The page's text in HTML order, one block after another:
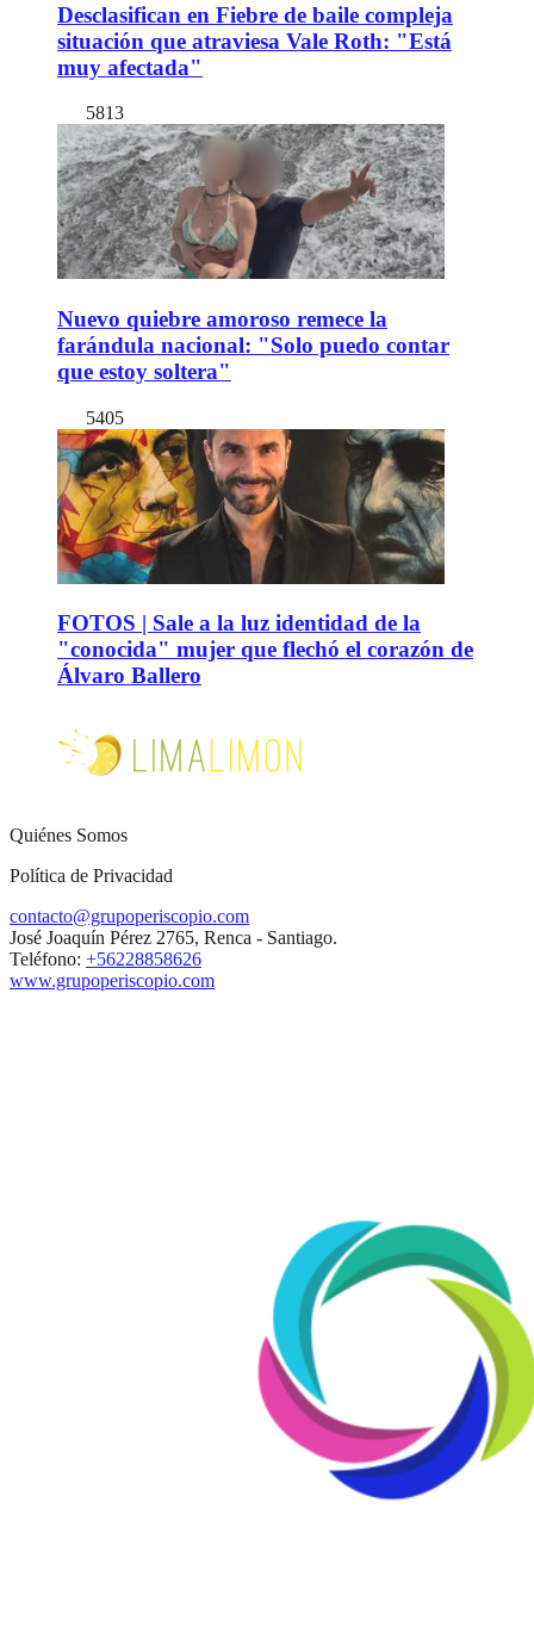
Desclasifican en Fiebre de baile compleja
situación que atraviesa Vale Roth: "Está
muy afectada"
5813
Nuevo quiebre amoroso remece la
farándula nacional: "Solo puedo contar
que estoy soltera"
5405
FOTOS | Sale a la luz identidad de la
"conocida" mujer que flechó el corazón de
Álvaro Ballero
Quiénes Somos
Política de Privacidad
contacto@grupoperiscopio.com
José Joaquín Pérez 2765, Renca - Santiago.
Teléfono: +56228858626
www.grupoperiscopio.com